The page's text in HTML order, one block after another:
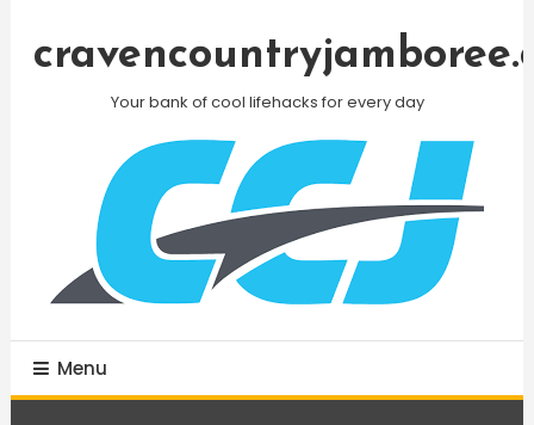
Your bank of cool lifehacks for every day
Menu